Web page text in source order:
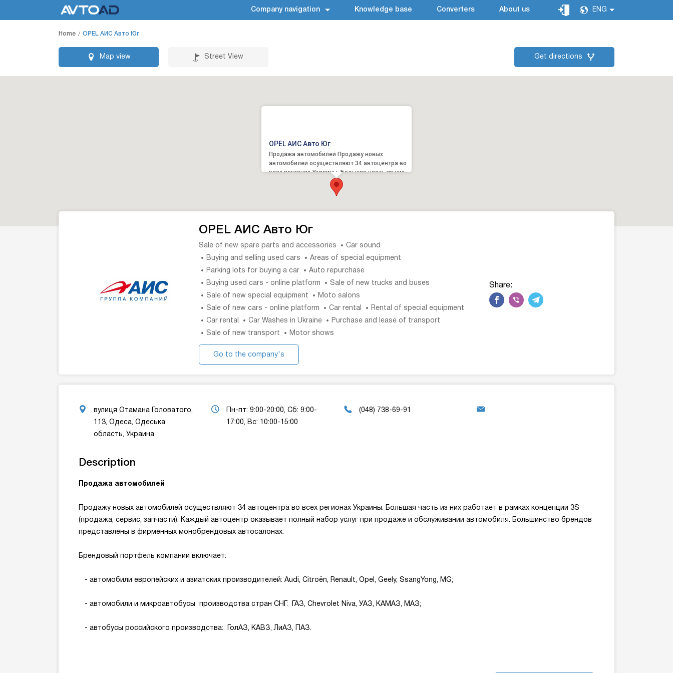
Company navigation Knowledge base Converters About us ENG
Home OPEL АИС Авто Юг
Map view Street View Get directions
OPEL АИС Авто Юг
Продажа автомобилей Продажу новых
автомобилей осуществляют 34 автоцентра во
всех регионах Украины. Большая часть из них
работает в рамках концепции...
OPEL АИС Авто Юг
Sale of new spare parts and accessories
Car sound
Buying and selling used cars
Areas of special equipment
Parking lots for buying a car
Auto repurchase
Buying used cars - online platform
Sale of new trucks and buses
Sale of new special equipment
Moto salons
Sale of new cars - online platform
Car rental
Rental of special equipment
Car rental
Car Washes in Ukraine
Purchase and lease of transport
Sale of new transport
Motor shows
Go to the company's
website
Share:
вулиця Отамана Головатого,
113, Одеса, Одеська
область, Украина
Пн-пт: 9:00-20:00, Сб: 9:00-
17:00, Вс: 10:00-15:00
(048) 738-69-91
Description
Продажа автомобилей
Продажу новых автомобилей осуществляют 34 автоцентра во всех регионах Украины. Большая часть из них работает в рамках концепции 3S
(продажа, сервис, запчасти). Каждый автоцентр оказывает полный набор услуг при продаже и обслуживании автомобиля. Большинство брендов
представлены в фирменных монобрендовых автосалонах.
Брендовый портфель компании включает:
- автомобили европейских и азиатских производителей: Audi, Citroёn, Renault, Opel, Geely, SsangYong, MG;
- автомобили и микроавтобусы производства стран СНГ: ГАЗ, Chevrolet Niva, УАЗ, КАМАЗ, МАЗ;
- автобусы российского производства: ГолАЗ, КАВЗ, ЛиАЗ, ПАЗ.